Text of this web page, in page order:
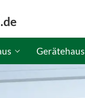
.de
Konfigurator
Gerätehaus